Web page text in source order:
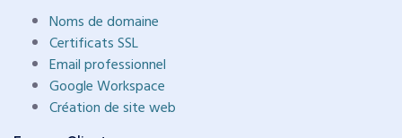
Noms de domaine
Certificats SSL
Email professionnel
Google Workspace
Création de site web